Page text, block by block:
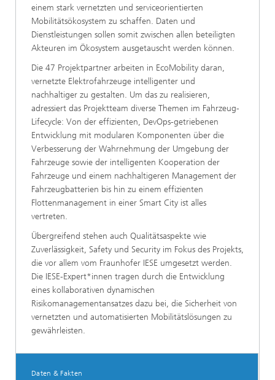
einem stark vernetzten und serviceorientierten
Mobilitätsökosystem zu schaffen. Daten und
Dienstleistungen sollen somit zwischen allen beteiligten
Akteuren im Ökosystem ausgetauscht werden können.
Die 47 Projektpartner arbeiten in EcoMobility daran,
vernetzte Elektrofahrzeuge intelligenter und
nachhaltiger zu gestalten. Um das zu realisieren,
adressiert das Projektteam diverse Themen im Fahrzeug-
Lifecycle: Von der effizienten, DevOps-getriebenen
Entwicklung mit modularen Komponenten über die
Verbesserung der Wahrnehmung der Umgebung der
Fahrzeuge sowie der intelligenten Kooperation der
Fahrzeuge und einem nachhaltigeren Management der
Fahrzeugbatterien bis hin zu einem effizienten
Flottenmanagement in einer Smart City ist alles
vertreten.
Übergreifend stehen auch Qualitätsaspekte wie
Zuverlässigkeit, Safety und Security im Fokus des Projekts,
die vor allem vom Fraunhofer IESE umgesetzt werden.
Die IESE-Expert*innen tragen durch die Entwicklung
eines kollaborativen dynamischen
Risikomanagementansatzes dazu bei, die Sicherheit von
vernetzten und automatisierten Mobilitätslösungen zu
gewährleisten.
Daten & Fakten